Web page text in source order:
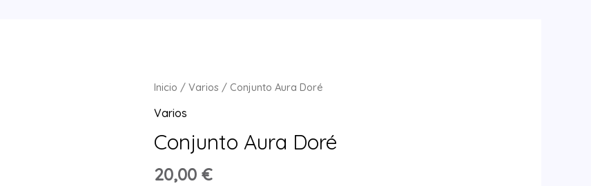
Inicio /Varios / Conjunto Aura Doré
Varios
Conjunto Aura Doré
20,00€